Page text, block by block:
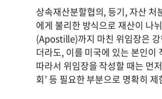
상속재산분할협의, 등기, 자산 처
에게 불리한 방식으로 재산이 나
(Apostille)까지 마친 위임장은
더라도, 이를 미국에 있는 본인이
따라서 위임장을 작성할 때는 먼
회’ 등 필요한 부분으로 명확히